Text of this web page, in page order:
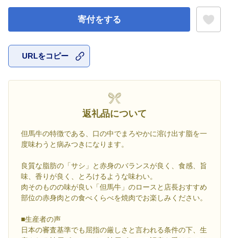
寄付をする
URLをコピー
返礼品について
但馬牛の特徴である、口の中でまろやかに溶け出す脂を一
度味わうと病みつきになります。
良質な脂肪の「サシ」と赤身のバランスが良く、食感、旨
味、香りが良く、とろけるような味わい。
肉そのものの味が良い「但馬牛」のロースと店長おすすめ
部位の赤身肉との食べくらべを焼肉でお楽しみください。
■生産者の声
日本の審査基準でも屈指の厳しさと言われる条件の下、生